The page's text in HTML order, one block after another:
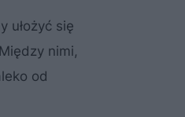
ułożyć się
nimi,
od